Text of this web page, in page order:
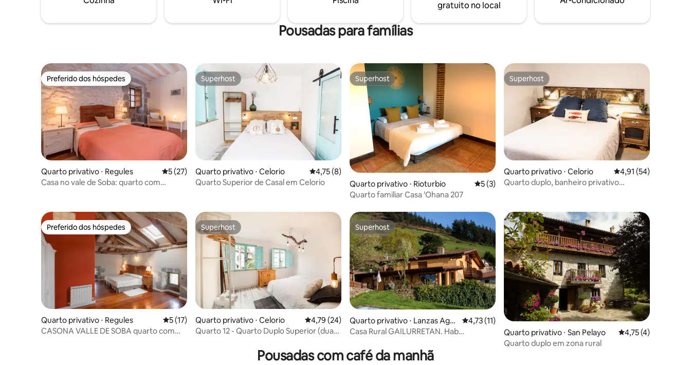
conosco sem problemas!
churrasqueira.
gratuito no local
Pousadas para famílias
Preferido dos hóspedes
Preferido dos hóspedes
Quarto privativo ⋅ Regules 5 de uma avaliação média de 5, 27 avaliações
5 (27)
Casa no vale de Soba: quarto com
Superhost
Superhost
Quarto privativo ⋅ Celorio 4,75 de uma avaliação média de 5, 8 avaliações
4,75 (8)
Quarto Superior de Casal em Celorio
Superhost
Superhost
Quarto privativo ⋅ Rioturbio 5 de uma avaliação média de 5, 3 avaliações
5 (3)
Quarto familiar Casa 'Ohana 207
Superhost
Superhost
Quarto privativo ⋅ Celorio 4,91 de uma
4,91 (54)
Quarto duplo, banheiro privativo
Preferido dos hóspedes
Preferido dos hóspedes
Quarto privativo ⋅ Regules 5 de uma avaliação média de 5, 17 avaliações
5 (17)
CASONA VALLE DE SOBA quarto com
Superhost
Superhost
Quarto privativo ⋅ Celorio 4,79 de uma avaliação média de 5, 24 avaliações
4,79 (24)
Quarto 12 - Quarto Duplo Superior (duas
Superhost
Superhost
Quarto privativo ⋅ Lanzas Agu
das
4,73 de uma avaliação média de 5, 11 avaliações
4,73 (11)
Casa Rural GAILURRETAN. Hab
Quarto privativo ⋅ San Pelayo 4,75 de uma
4,75 (4)
Quarto duplo em zona rural
Pousadas com café da manhã